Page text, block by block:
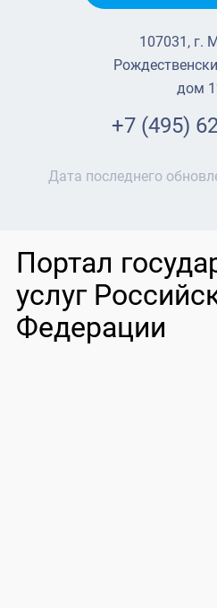
107031, г.
дом
+7 (495)
Дата последнего
Портал
услуг
Федерации